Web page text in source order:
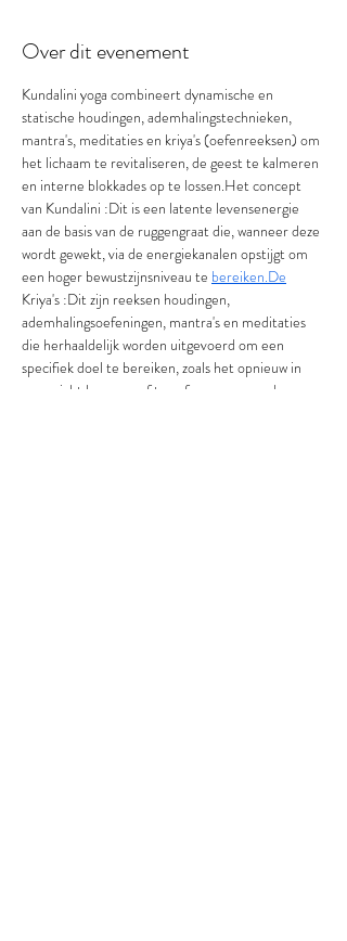
Over dit evenement
Kundalini yoga combineert dynamische en
statische houdingen, ademhalingstechnieken,
mantra's, meditaties en kriya's (oefenreeksen) om
het lichaam te revitaliseren, de geest te kalmeren
en interne blokkades op te lossen.Het concept
van Kundalini :Dit is een latente levensenergie
aan de basis van de ruggengraat die, wanneer deze
wordt gewekt, via de energiekanalen opstijgt om
een hoger bewustzijnsniveau te bereiken.De
Kriya's :Dit zijn reeksen houdingen,
ademhalingsoefeningen, mantra's en meditaties
die herhaaldelijk worden uitgevoerd om een
specifiek doel te bereiken, zoals het opnieuw in
evenwicht brengen of transformeren van de